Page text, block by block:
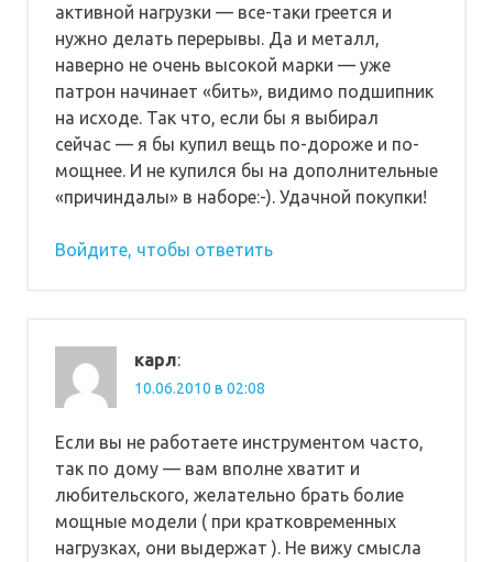
активной нагрузки — все-таки греется и
нужно делать перерывы. Да и металл,
наверно не очень высокой марки — уже
патрон начинает «бить», видимо подшипник
на исходе. Так что, если бы я выбирал
сейчас — я бы купил вещь по-дороже и по-
мощнее. И не купился бы на дополнительные
«причиндалы» в наборе:-). Удачной покупки!
Войдите, чтобы ответить
карл:
10.06.2010 в 02:08
Если вы не работаете инструментом часто,
так по дому — вам вполне хватит и
любительского, желательно брать болие
мощные модели ( при кратковременных
нагрузках, они выдержат ). Не вижу смысла